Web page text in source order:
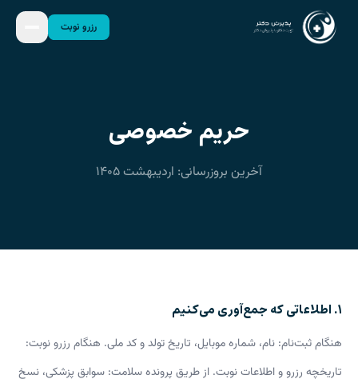
رزرو نوبت
حریم خصوصی
آخرین بروزرسانی: اردیبهشت ۱۴۰۵
۱. اطلاعاتی که جمع‌آوری می‌کنیم
هنگام ثبت‌نام: نام، شماره موبایل، تاریخ تولد و کد ملی. هنگام رزرو نوبت:
تاریخچه رزرو و اطلاعات نوبت. از طریق پرونده سلامت: سوابق پزشکی، نسخ